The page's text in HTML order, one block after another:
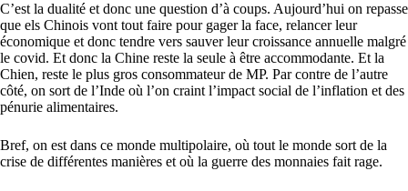
C’est la dualité et donc une question d’à coups. Aujourd’hui on repasse
que els Chinois vont tout faire pour gager la face, relancer leur
économique et donc tendre vers sauver leur croissance annuelle malgré
le covid. Et donc la Chine reste la seule à être accommodante. Et la
Chien, reste le plus gros consommateur de MP. Par contre de l’autre
côté, on sort de l’Inde où l’on craint l’impact social de l’inflation et des
pénurie alimentaires.
Bref, on est dans ce monde multipolaire, où tout le monde sort de la
crise de différentes manières et où la guerre des monnaies fait rage.